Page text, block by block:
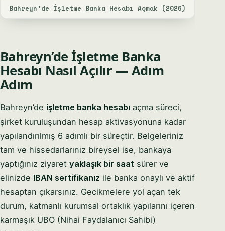
Bahreyn'de İşletme Banka Hesabı Açmak (2026)
Bahreyn’de İşletme Banka
Hesabı Nasıl Açılır — Adım
Adım
Bahreyn’de işletme banka hesabı açma süreci,
şirket kuruluşundan hesap aktivasyonuna kadar
yapılandırılmış 6 adımlı bir süreçtir. Belgeleriniz
tam ve hissedarlarınız bireysel ise, bankaya
yaptığınız ziyaret yaklaşık bir saat sürer ve
elinizde IBAN sertifikanız ile banka onaylı ve aktif
hesaptan çıkarsınız. Gecikmelere yol açan tek
durum, katmanlı kurumsal ortaklık yapılarını içeren
karmaşık UBO (Nihai Faydalanıcı Sahibi)